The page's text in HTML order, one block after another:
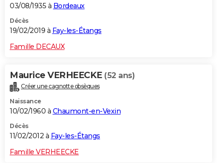
03/08/1935 à Bordeaux
Décès
19/02/2019 à Fay-les-Étangs
Famille DECAUX
Maurice VERHEECKE (52 ans)
Créer une cagnotte obsèques
Naissance
10/02/1960 à Chaumont-en-Vexin
Décès
11/02/2012 à Fay-les-Étangs
Famille VERHEECKE